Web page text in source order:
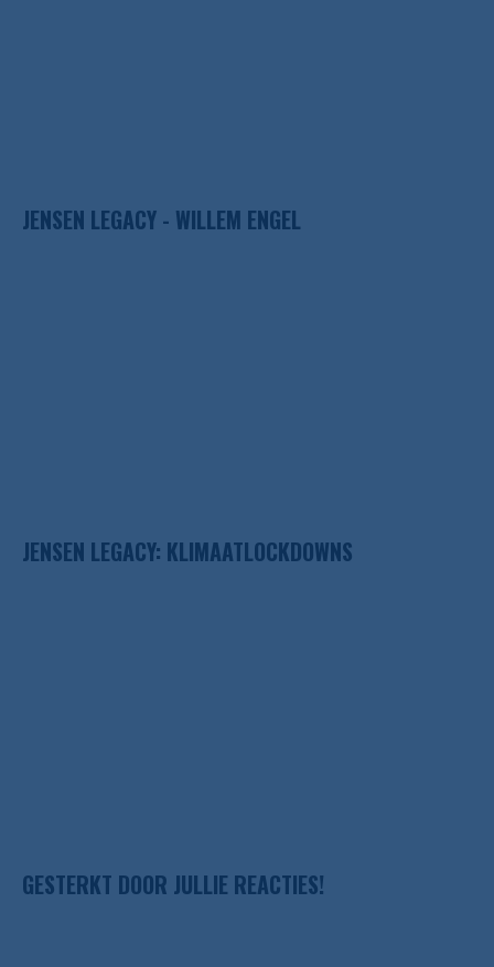
JENSEN LEGACY - WILLEM ENGEL
JENSEN LEGACY: KLIMAATLOCKDOWNS
GESTERKT DOOR JULLIE REACTIES!